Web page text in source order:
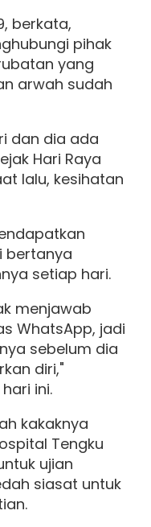
berkata,
pihak
yang
arwah sudah
dan dia ada
Hari Raya
lalu, kesihatan
bertanya
setiap hari.
menjawab
WhatsApp, jadi
sebelum dia
diri,"
ini.
kakaknya
Tengku
ujian
siasat untuk